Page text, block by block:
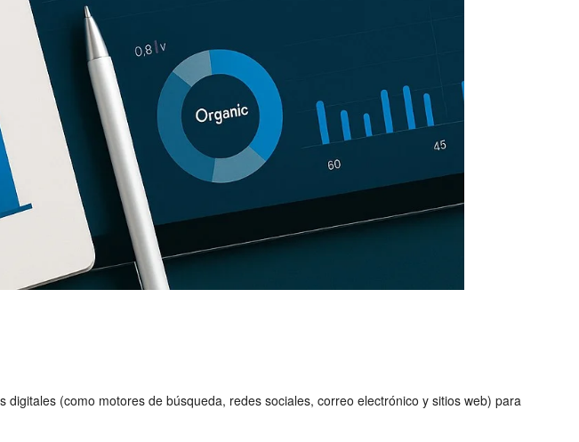
(como motores de búsqueda, redes sociales, correo electrónico y sitios web) para